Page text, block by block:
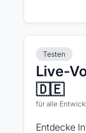
Testen
Live-
🇩🇪
für alle
Entdecke